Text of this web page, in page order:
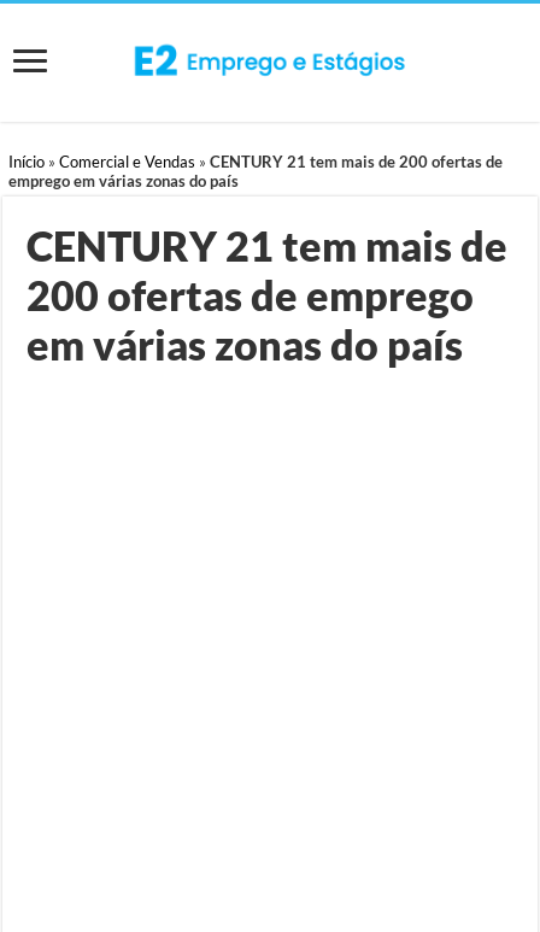
Início »Comercial e Vendas »CENTURY 21 tem mais de 200 ofertas de
emprego em várias zonas do país
CENTURY 21 tem mais de
200 ofertas de emprego
em várias zonas do país